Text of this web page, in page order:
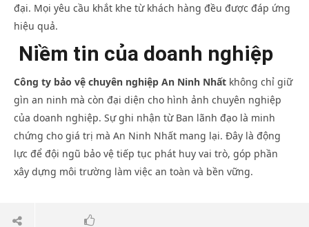
đại. Mọi yêu cầu khắt khe từ khách hàng đều được đáp ứng
hiệu quả.
Niềm tin của doanh nghiệp
Công ty bảo vệ chuyên nghiệp An Ninh Nhất không chỉ giữ
gìn an ninh mà còn đại diện cho hình ảnh chuyên nghiệp
của doanh nghiệp. Sự ghi nhận từ Ban lãnh đạo là minh
chứng cho giá trị mà An Ninh Nhất mang lại. Đây là động
lực để đội ngũ bảo vệ tiếp tục phát huy vai trò, góp phần
xây dựng môi trường làm việc an toàn và bền vững.